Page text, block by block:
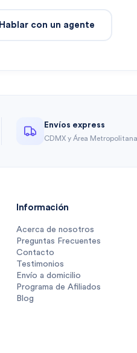
Hablar con un agente
Envíos express
CDMX y Área Metropolitana
Información
Acerca de nosotros
Preguntas Frecuentes
Contacto
Testimonios
Envío a domicilio
Programa de Afiliados
Blog